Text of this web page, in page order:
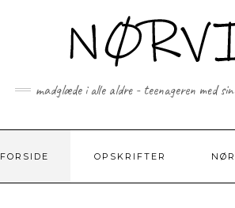
madglæde i alle aldre - teenageren med
FORSIDE OPSKRIFTER